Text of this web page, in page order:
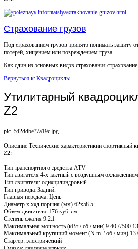
Страхование грузов
Под страхованием грузов принято понимать защиту
потерей, хищением или повреждением груза.
Как один из основных видов страхования страхование
Вернуться к: Квадроциклы
Утилитарный
Z2
pic_542ddbe77a19c.jpg
Описание Технические характеристикии спортивный
Z2:
Тип транспортного средства ATV
Тип двигателя 4-х тактный с воздушным охлаждением
Тип двигателя: одноцилиндровый
Тип привода: Задний.
Главная передача: Цепь
Диаметр х ход поршня (мм) 62x58.5
Объем двигателя: 176 куб. см.
Степень сжатия 9.2:1
Максимальная мощность (кВт / об / мин) 9.40 /7500
Максимальный крутящий момент (N.m. / об / мин)
Стартер: электрический